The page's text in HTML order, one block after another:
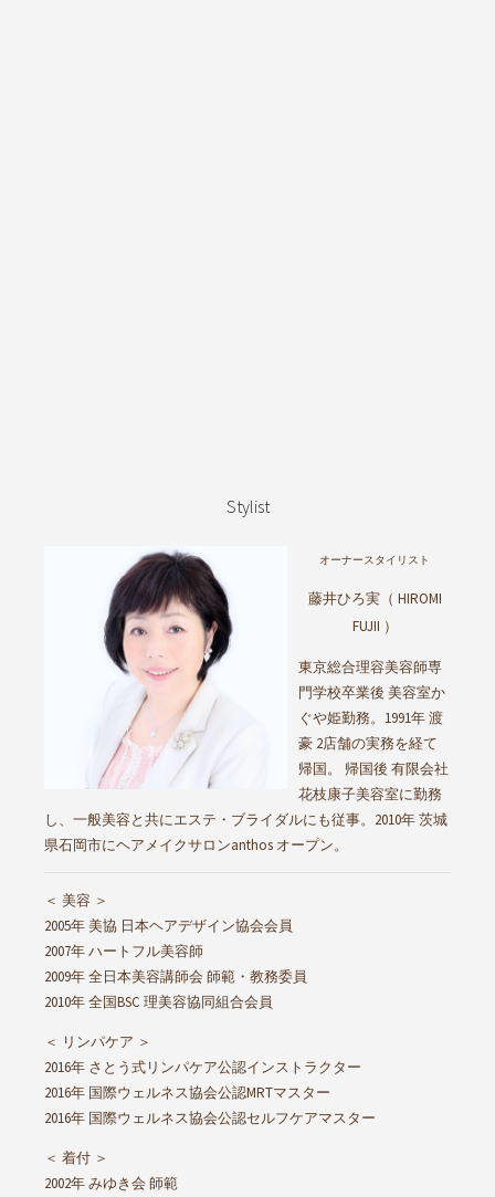
Stylist
オーナースタイリスト
藤井ひろ実（ HIROMI
FUJII ）
東京総合理容美容師専
門学校卒業後 美容室か
ぐや姫勤務。1991年 渡
豪 2店舗の実務を経て
帰国。 帰国後 有限会社
花枝康子美容室に勤務
し、一般美容と共にエステ・ブライダルにも従事。2010年 茨城
県石岡市にヘアメイクサロンanthos オープン。
＜ 美容 ＞
2005年 美協 日本ヘアデザイン協会会員
2007年 ハートフル美容師
2009年 全日本美容講師会 師範・教務委員
2010年 全国BSC 理美容協同組合会員
＜ リンパケア ＞
2016年 さとう式リンパケア公認インストラクター
2016年 国際ウェルネス協会公認MRTマスター
2016年 国際ウェルネス協会公認セルフケアマスター
＜ 着付 ＞
2002年 みゆき会 師範